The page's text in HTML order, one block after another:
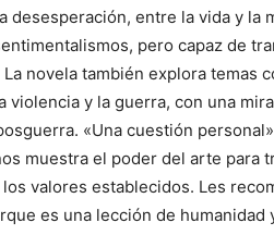
desesperación, entre la vida y
pero capaz de
novela también explora temas
violencia y la guerra, con una
«Una cuestión
muestra el poder del arte para
valores establecidos. Les
es una lección de humanidad